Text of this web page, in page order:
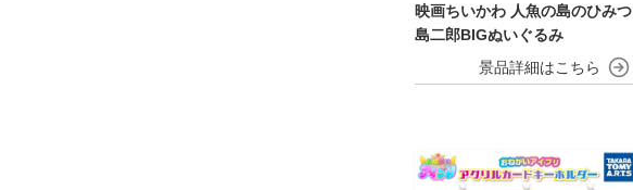
映画ちいかわ 人魚の島のひみつ
島二郎BIGぬいぐるみ